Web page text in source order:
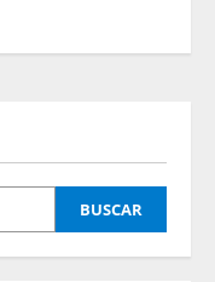
BUSCAR